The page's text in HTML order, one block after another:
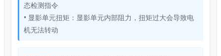
态检测指令
• 显影单元扭矩：显影单元内部阻力，扭矩过大会导致电
机无法转动